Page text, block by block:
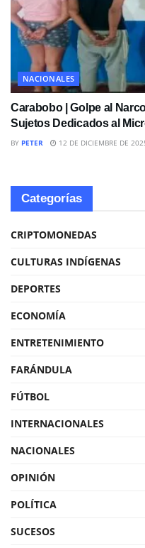
NACIONALES
Carabobo | Golpe al
Sujetos Dedicados al
BY PETER 12 DE DICIEMBRE DE
Categorías
CRIPTOMONEDAS
CULTURAS INDÍGENAS
DEPORTES
ECONOMÍA
ENTRETENIMIENTO
FARÁNDULA
FÚTBOL
INTERNACIONALES
NACIONALES
OPINIÓN
POLÍTICA
SUCESOS